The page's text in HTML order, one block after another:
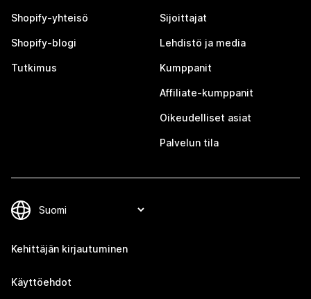
Shopify-yhteisö
Shopify-blogi
Tutkimus
Sijoittajat
Lehdistö ja media
Kumppanit
Affiliate-kumppanit
Oikeudelliset asiat
Palvelun tila
Kehittäjän kirjautuminen
Käyttöehdot